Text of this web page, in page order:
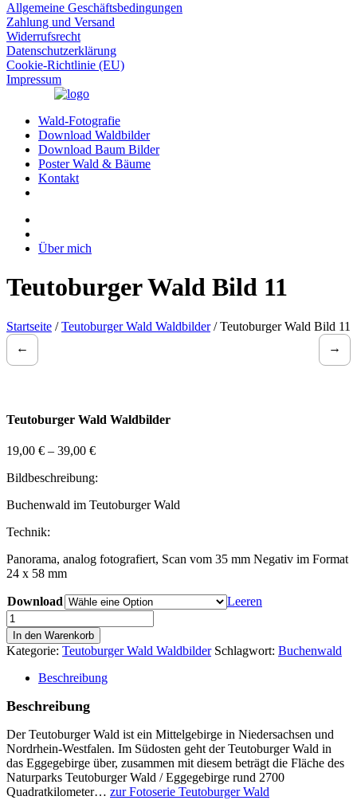
Allgemeine Geschäftsbedingungen
Zahlung und Versand
Widerrufsrecht
Datenschutzerklärung
Cookie-Richtlinie (EU)
Impressum
Wald-Fotografie
Download Waldbilder
Download Baum Bilder
Poster Wald & Bäume
Kontakt
Über mich
Teutoburger Wald Bild 11
Startseite /Teutoburger Wald Waldbilder/ Teutoburger Wald Bild 11
←
→
Teutoburger Wald Waldbilder
19,00 € – 39,00 €
Bildbeschreibung:
Buchenwald im Teutoburger Wald
Technik:
Panorama, analog fotografiert, Scan vom 35 mm Negativ im Format
24 x 58 mm
Download
Leeren
Teutoburger
Wald
Bild
11
Menge
In den Warenkorb
Kategorie: Teutoburger Wald Waldbilder Schlagwort: Buchenwald
Beschreibung
Beschreibung
Der Teutoburger Wald ist ein Mittelgebirge in Niedersachsen und
Nordrhein-Westfalen. Im Südosten geht der Teutoburger Wald in
das Eggegebirge über, zusammen mit diesem beträgt die Fläche des
Naturparks Teutoburger Wald / Eggegebirge rund 2700
Quadratkilometer… zur Fotoserie Teutoburger Wald